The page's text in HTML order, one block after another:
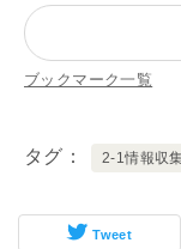
ブックマーク一覧
タグ 2-1情報収
Tweet